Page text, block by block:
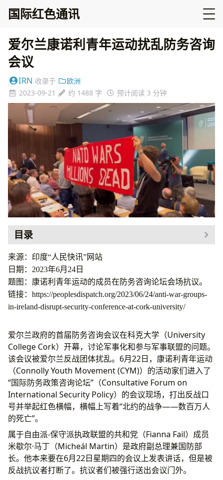
国际红色通讯
爱尔兰康诺利青年运动扰乱防务咨询
会议
IRN 收录于
欧洲
2023-09-21
约 1488 字 预计阅读 3 分钟
目录
来源：印度“人民快讯”网站
日期：2023年6月24日
题图：康诺利青年运动的成员在防务咨询论坛会场抗议。
链接：https://peoplesdispatch.org/2023/06/24/anti-war-groups-
in-ireland-disrupt-security-conference-at-cork-university/
爱尔兰政府的首届防务咨询会议在科克大学（University
College Cork）开幕，讨论军事化和参与军事联盟的问题。
该会议被爱尔兰反战团体扰乱。6月22日，康诺利青年运动
（Connolly Youth Movement (CYM)）的活动家们进入了
“国际防务政策咨询论坛”（Consultative Forum on
International Security Policy）的会议现场，打出反战口
号并举起红色横幅，横幅上写着“北约的战争——数百万人
的死亡”。
属于自由派-保守派执政联盟的共和党（Fianna Fail）成员
米歇尔·马丁（Micheál Martin）是政府副总理兼国防部
长。他本来要在6月22日星期四的会议上发表讲话，但是被
反战抗议者打断了。抗议者们被强行送出会议门外。